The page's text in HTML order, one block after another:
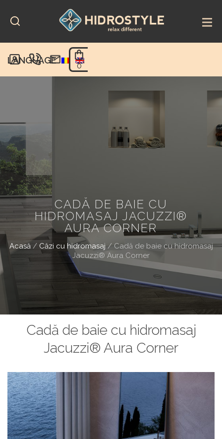
content
LANGUAGE
0
CADĂ DE BAIE CU
HIDROMASAJ JACUZZI®
AURA CORNER
Acasă/ Căzi cu hidromasaj / Cadă de baie cu hidromasaj
Jacuzzi® Aura Corner
Cadă de baie cu hidromasaj
Jacuzzi® Aura Corner